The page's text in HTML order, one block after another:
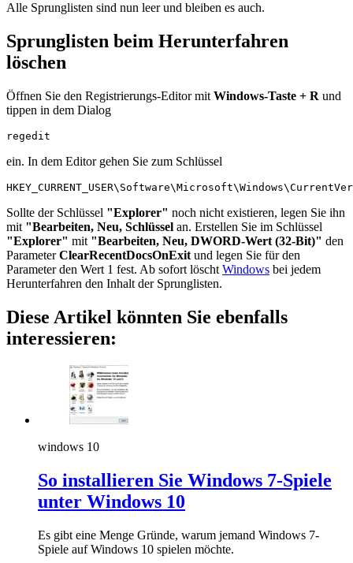
Alle Sprunglisten sind nun leer und bleiben es auch.
Sprunglisten beim Herunterfahren
löschen
Öffnen Sie den Registrierungs-Editor mit Windows-Taste + R und
tippen in dem Dialog
regedit
ein. In dem Editor gehen Sie zum Schlüssel
Sollte der Schlüssel "Explorer" noch nicht existieren, legen Sie ihn
mit "Bearbeiten, Neu, Schlüssel an. Erstellen Sie im Schlüssel
"Explorer" mit "Bearbeiten, Neu, DWORD-Wert (32-Bit)" den
ParameterClearRecentDocsOnExit und legen Sie für den
Parameter den Wert 1 fest. Ab sofort löscht Windows bei jedem
Herunterfahren den Inhalt der Sprunglisten.
Diese Artikel könnten Sie ebenfalls
interessieren:
windows 10
So installieren Sie Windows 7-Spiele
unter Windows 10
Es gibt eine Menge Gründe, warum jemand Windows 7-
Spiele auf Windows 10 spielen möchte.